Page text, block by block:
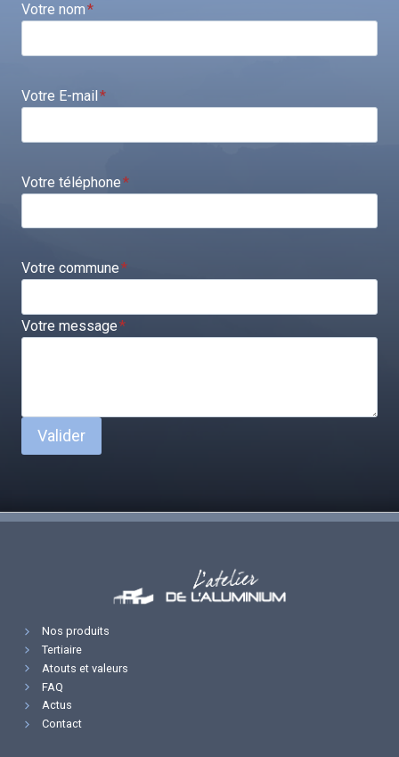
Votre nom*
Votre E-mail*
Votre téléphone*
Votre commune*
Votre message*
Valider
Nos produits
Tertiaire
Atouts et valeurs
FAQ
Actus
Contact